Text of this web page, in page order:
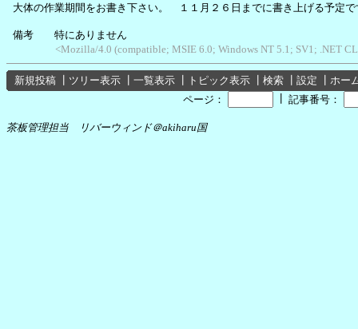
大体の作業期間をお書き下さい。 １１月２６日までに書き上げる予定で
備考 特にありません
<Mozilla/4.0 (compatible; MSIE 6.0; Windows NT 5.1; SV1; .NET
新規投稿 ツリー表示 一覧表示 トピック表示 検索 設定
ホー
ページ：
記事番号：
茶板管理担当 リバーウィンド＠akiharu国